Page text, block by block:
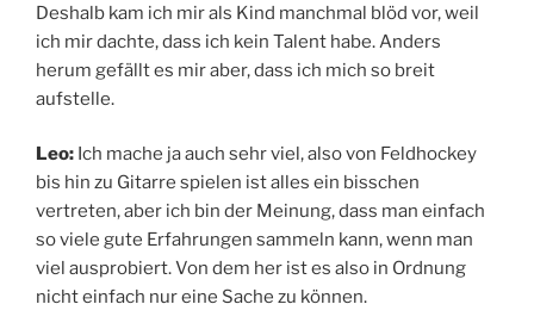
Deshalb kam ich mir als Kind manchmal blöd vor, weil
ich mir dachte, dass ich kein Talent habe. Anders
herum gefällt es mir aber, dass ich mich so breit
aufstelle.
Leo: Ich mache ja auch sehr viel, also von Feldhockey
bis hin zu Gitarre spielen ist alles ein bisschen
vertreten, aber ich bin der Meinung, dass man einfach
so viele gute Erfahrungen sammeln kann, wenn man
viel ausprobiert. Von dem her ist es also in Ordnung
nicht einfach nur eine Sache zu können.